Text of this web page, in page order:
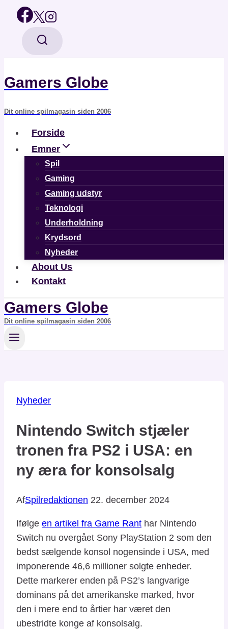
Fortsæt
Gamers Globe
Dit online spilmagasin siden 2006
Forside
Emner
Spil
Gaming
Gaming udstyr
Teknologi
Underholdning
Krydsord
Nyheder
About Us
Kontakt
Gamers Globe
Dit online spilmagasin siden 2006
Nyheder
Nintendo Switch stjæler
tronen fra PS2 i USA: en
ny æra for konsolsalg
AfSpilredaktionen 22. december 2024
Ifølge en artikel fra Game Rant har Nintendo
Switch nu overgået Sony PlayStation 2 som den
bedst sælgende konsol nogensinde i USA, med
imponerende 46,6 millioner solgte enheder.
Dette markerer enden på PS2’s langvarige
dominans på det amerikanske marked, hvor
den i mere end to årtier har været den
ubestridte konge af konsolsalg.